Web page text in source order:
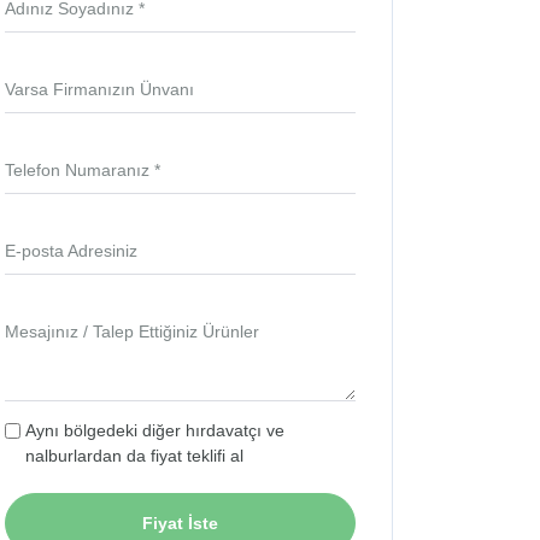
Adınız Soyadınız *
Varsa Firmanızın Ünvanı
Telefon Numaranız *
E-posta Adresiniz
Mesajınız / Talep Ettiğiniz Ürünler
Aynı bölgedeki diğer hırdavatçı ve
nalburlardan da fiyat teklifi al
Fiyat İste